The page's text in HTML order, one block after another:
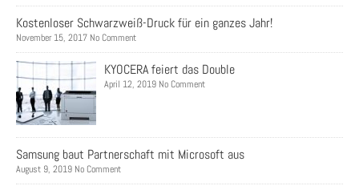
Kostenloser Schwarzweiß-Druck für ein ganzes Jahr!
November 15, 2017 No Comment
KYOCERA feiert das Double
April 12, 2019 No Comment
Samsung baut Partnerschaft mit Microsoft aus
August 9, 2019 No Comment